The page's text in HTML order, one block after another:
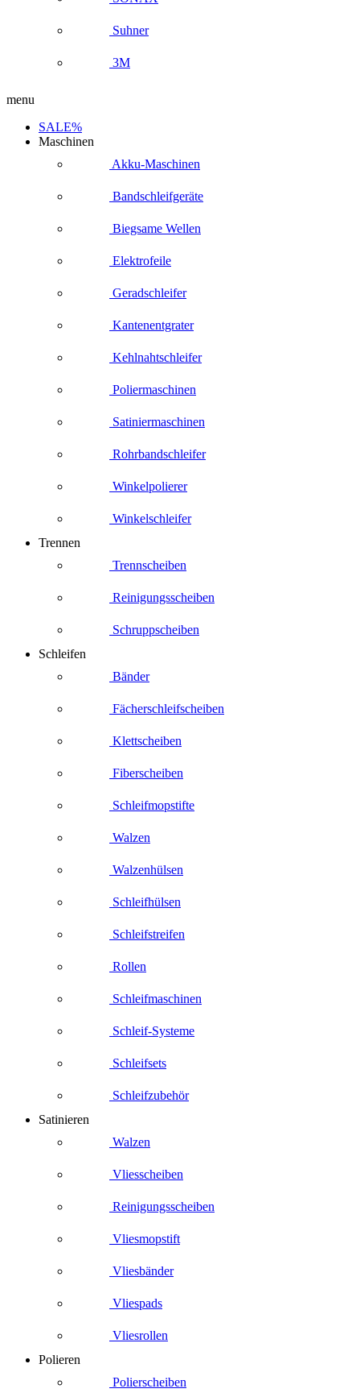
Suhner
3M
menu
SALE%
Maschinen
Akku-Maschinen
Bandschleifgeräte
Biegsame Wellen
Elektrofeile
Geradschleifer
Kantenentgrater
Kehlnahtschleifer
Poliermaschinen
Satiniermaschinen
Rohrbandschleifer
Winkelpolierer
Winkelschleifer
Trennen
Trennscheiben
Reinigungsscheiben
Schruppscheiben
Schleifen
Bänder
Fächerschleifscheiben
Klettscheiben
Fiberscheiben
Schleifmopstifte
Walzen
Walzenhülsen
Schleifhülsen
Schleifstreifen
Rollen
Schleifmaschinen
Schleif-Systeme
Schleifsets
Schleifzubehör
Satinieren
Walzen
Vliesscheiben
Reinigungsscheiben
Vliesmopstift
Vliesbänder
Vliespads
Vliesrollen
Polieren
Polierscheiben